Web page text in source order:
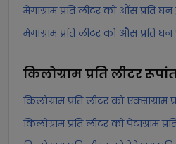
मेगाग्राम प्रति लीटर को औंस प्रति
मेगाग्राम प्रति लीटर को औंस प्रति
किलोग्राम प्रति लीटर
किलोग्राम प्रति लीटर को एक्साग्राम
किलोग्राम प्रति लीटर को पेटाग्राम